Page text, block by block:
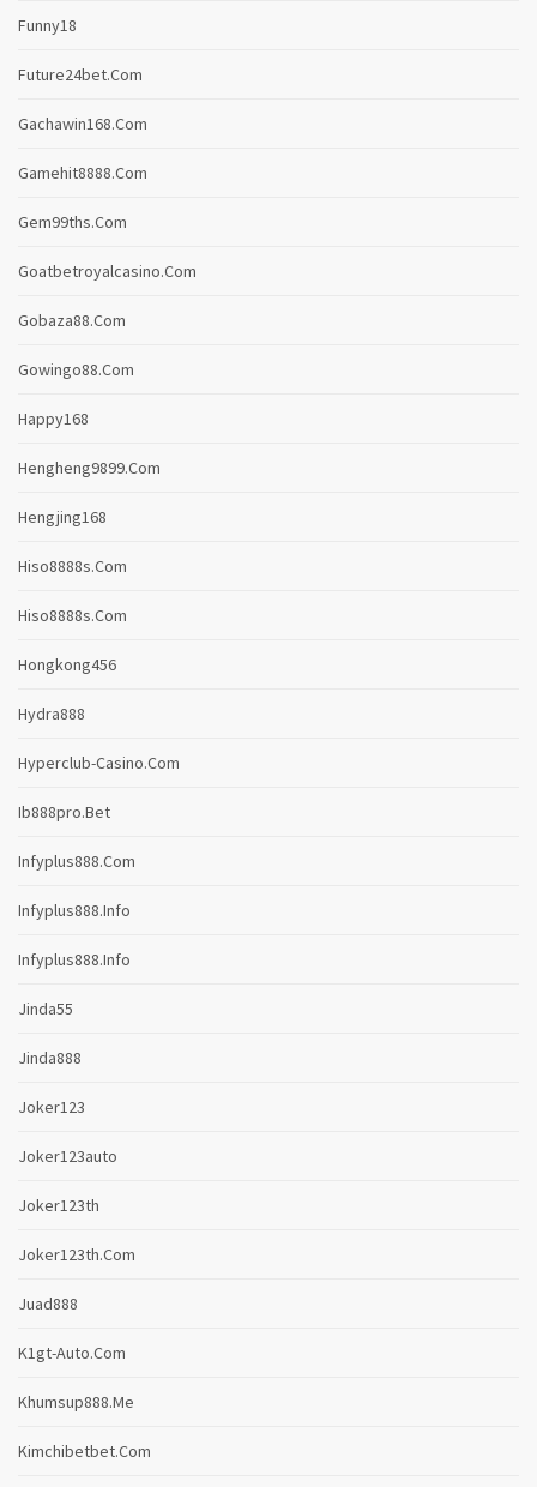
Funny18
Future24bet.com
Gachawin168.com
Gamehit8888.com
Gem99ths.com
Goatbetroyalcasino.com
Gobaza88.com
Gowingo88.com
Happy168
Hengheng9899.com
Hengjing168
Hiso8888s.com
Hiso8888s.com
Hongkong456
Hydra888
Hyperclub-Casino.com
Ib888pro.bet
Infyplus888.com
Infyplus888.info
Infyplus888.info
Jinda55
Jinda888
Joker123
Joker123auto
Joker123th
Joker123th.com
Juad888
K1gt-Auto.com
Khumsup888.me
Kimchibetbet.com